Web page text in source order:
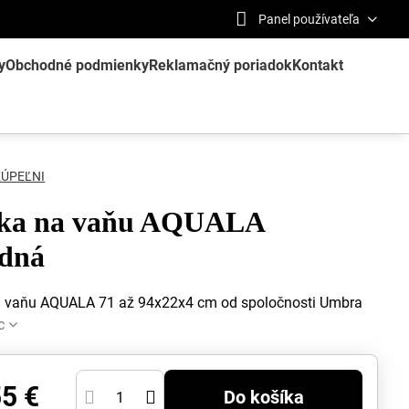
Panel používateľa
Obchodné podmienkyReklamačný poriadokKontakt
na vaňu AQUALA
vaňu AQUALA 71 až 94x22x4 cm od spoločnosti Umbra
€ Do košíka